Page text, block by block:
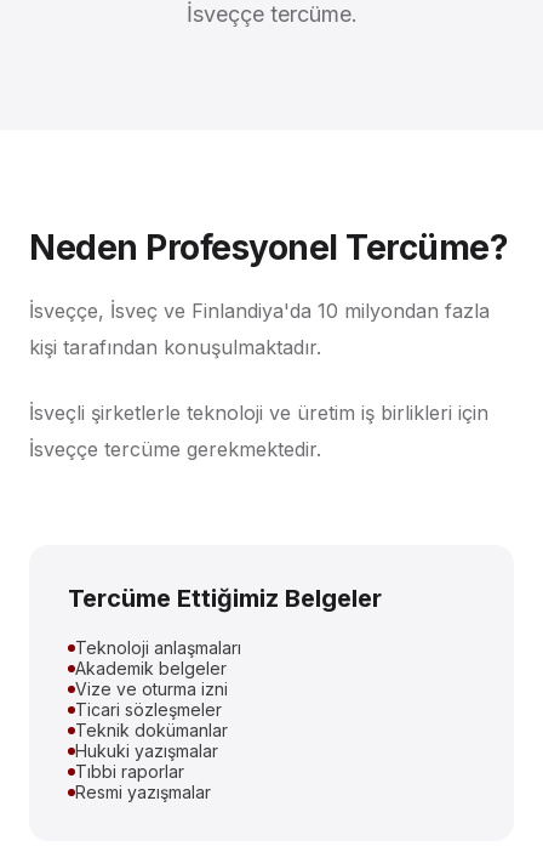
İsveççe tercüme.
Neden Profesyonel Tercüme?
İsveççe, İsveç ve Finlandiya'da 10 milyondan fazla
kişi tarafından konuşulmaktadır.
İsveçli şirketlerle teknoloji ve üretim iş birlikleri için
İsveççe tercüme gerekmektedir.
Tercüme Ettiğimiz Belgeler
Teknoloji anlaşmaları
Akademik belgeler
Vize ve oturma izni
Ticari sözleşmeler
Teknik dokümanlar
Hukuki yazışmalar
Tıbbi raporlar
Resmi yazışmalar